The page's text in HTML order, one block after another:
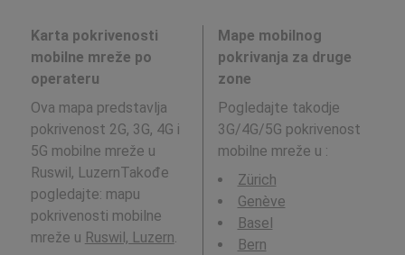
Karta pokrivenosti
mobilne mreže po
operateru
Ova mapa predstavlja
pokrivenost 2G, 3G, 4G i
5G mobilne mreže u
Ruswil, LuzernTakođe
pogledajte: mapu
pokrivenosti mobilne
mreže u Ruswil, Luzern.
Mape mobilnog
pokrivanja za druge
zone
Pogledajte takodje
3G/4G/5G pokrivenost
mobilne mreže u :
Zürich
Genève
Basel
Bern